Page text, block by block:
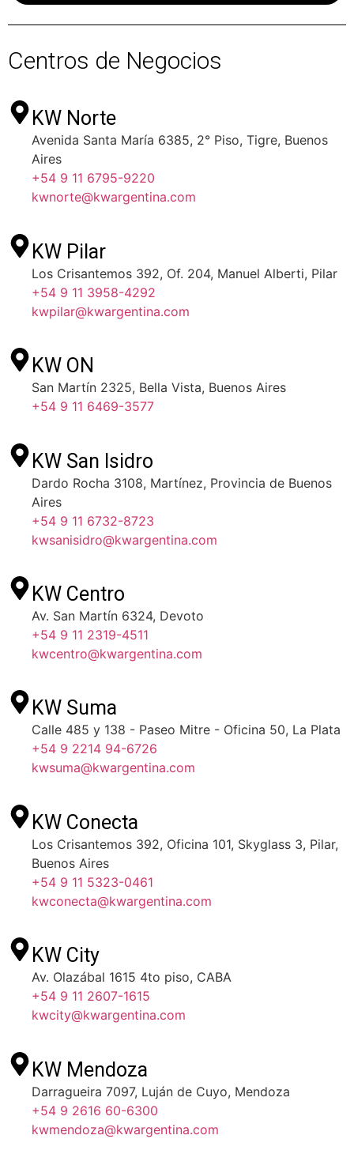
Centros de Negocios
KW Norte
Avenida Santa María 6385, 2° Piso, Tigre, Buenos
Aires
+54 9 11 6795-9220
kwnorte@kwargentina.com
KW Pilar
Los Crisantemos 392, Of. 204, Manuel Alberti, Pilar
+54 9 11 3958-4292
kwpilar@kwargentina.com
KW ON
San Martín 2325, Bella Vista, Buenos Aires
+54 9 11 6469-3577
KW San Isidro
Dardo Rocha 3108, Martínez, Provincia de Buenos
Aires
+54 9 11 6732-8723
kwsanisidro@kwargentina.com
KW Centro
Av. San Martín 6324, Devoto
+54 9 11 2319-4511
kwcentro@kwargentina.com
KW Suma
Calle 485 y 138 - Paseo Mitre - Oficina 50, La Plata
+54 9 2214 94-6726
kwsuma@kwargentina.com
KW Conecta
Los Crisantemos 392, Oficina 101, Skyglass 3, Pilar,
Buenos Aires
+54 9 11 5323-0461
kwconecta@kwargentina.com
KW City
Av. Olazábal 1615 4to piso, CABA
+54 9 11 2607-1615
kwcity@kwargentina.com
KW Mendoza
Darragueira 7097, Luján de Cuyo, Mendoza
+54 9 2616 60-6300
kwmendoza@kwargentina.com